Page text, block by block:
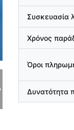
Συσκευασία
Χρόνος
Όροι
Δυνατότητα